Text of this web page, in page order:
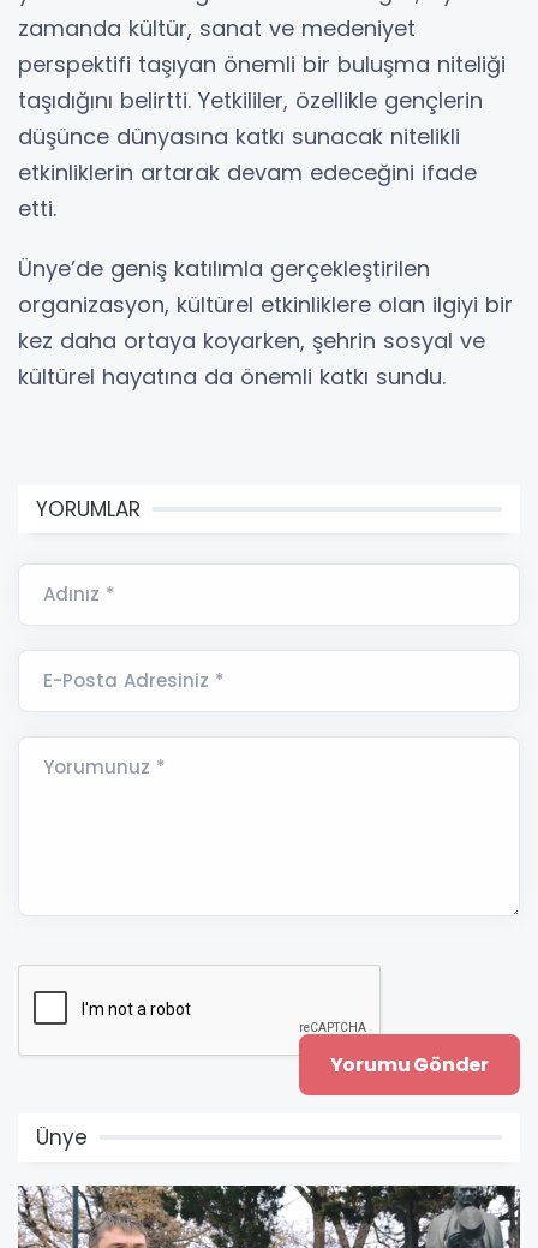
zamanda kültür, sanat ve medeniyet
perspektifi taşıyan önemli bir buluşma niteliği
taşıdığını belirtti. Yetkililer, özellikle gençlerin
düşünce dünyasına katkı sunacak nitelikli
etkinliklerin artarak devam edeceğini ifade
etti.
Ünye’de geniş katılımla gerçekleştirilen
organizasyon, kültürel etkinliklere olan ilgiyi bir
kez daha ortaya koyarken, şehrin sosyal ve
kültürel hayatına da önemli katkı sundu.
YORUMLAR
Adınız *
E-Posta Adresiniz *
Yorumunuz *
Ünye